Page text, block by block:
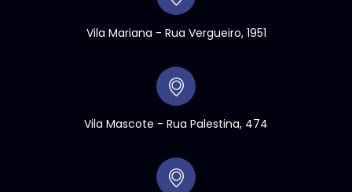
Vila Mariana - Rua Vergueiro, 1951
Vila Mascote - Rua Palestina, 474